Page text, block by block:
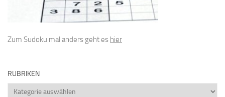
Zum Sudoku mal anders geht es hier
RUBRIKEN
Rubriken